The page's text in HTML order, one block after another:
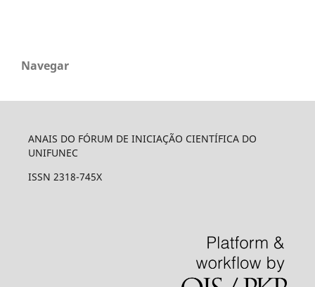
Navegar
ANAIS DO FÓRUM DE INICIAÇÃO CIENTÍFICA DO
UNIFUNEC
ISSN 2318-745X